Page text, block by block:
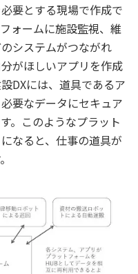
要とする現場で作成で
ォームに施設監視、維
システムがつながれ
がほしいアプリを作成
DXには、道具であるア
要なデータにセキュア
。このようなプラット
なると、仕事の道具が